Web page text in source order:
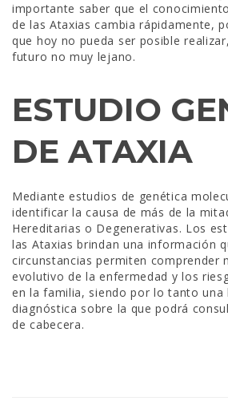
importante saber que el
de las Ataxias cambia rápidamente,
que hoy no pueda ser posible
futuro no muy lejano.
ESTUDIO
DE ATAXIA
Mediante estudios de genética
identificar la causa de más de la
Hereditarias o Degenerativas. Los
las Ataxias brindan una información
circunstancias permiten comprender
evolutivo de la enfermedad y los
en la familia, siendo por lo tanto una
diagnóstica sobre la que podrá
de cabecera.